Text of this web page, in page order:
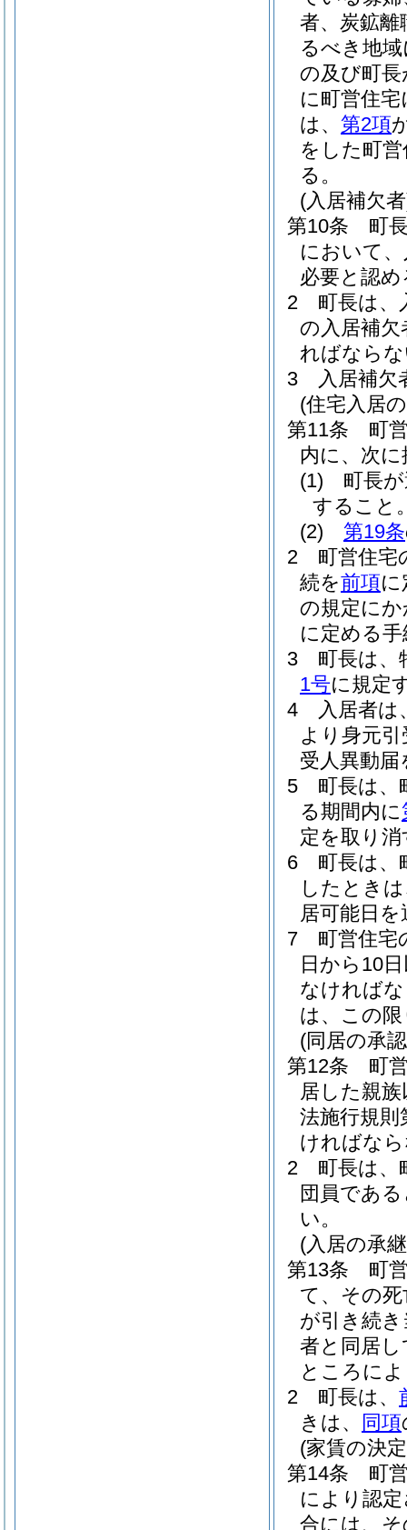
者、炭鉱離
るべき地
の及び町
に町営住
は、 第2項
をした町
る。
(入居補欠
第10条
町
において
必要と認
2
町長は、
の入居補
ればなら
3
入居補欠
(住宅入居
第11条
町
内に、次
(1)
町長
すること
(2)
第19条
2
町営住宅
続を前項
の規定に
に定める
3
町長は、
1号に規定
4
入居者は
より身元
受人異動
5
町長は、
る期間内に
定を取り
6
町長は、
したとき
居可能日
7
町営住宅
日から10
なければ
は、この
(同居の承
第12条
町
居した親
法施行規
ければな
2
町長は、
団員であ
い。
(入居の承
第13条
町
て、その
が引き続
者と同居
ところに
2
町長は、
きは、
同項
(家賃の決
第14条
町
により認
合には、